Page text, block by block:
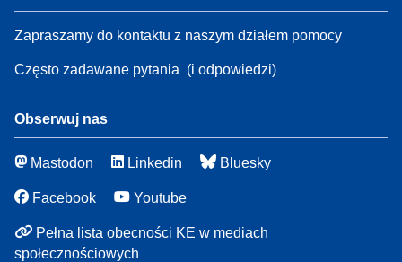
Zapraszamy do kontaktu z naszym działem pomocy
Często zadawane pytania (i odpowiedzi)
Obserwuj nas
Mastodon Linkedin Bluesky
Facebook Youtube
Pełna lista obecności KE w mediach
społecznościowych